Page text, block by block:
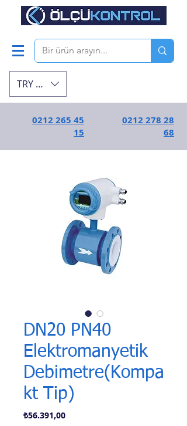
TRY (₺)
0212 265 45
15
0212 278 28
68
DN20 PN40
Elektromanyetik
Debimetre(Kompa
kt Tip)
₺56.391,00Fiyat